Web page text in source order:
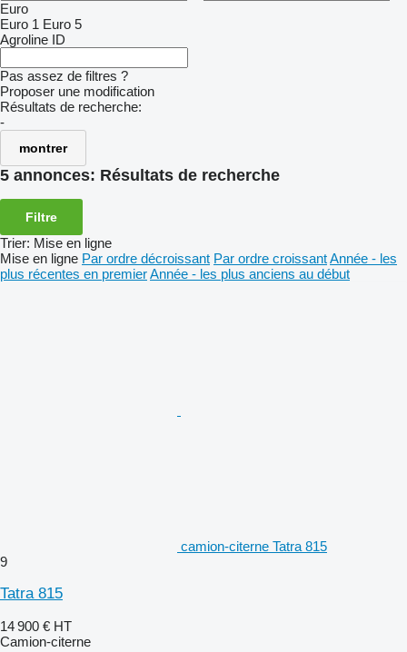
Euro
Euro 1 Euro 5
Agroline ID
Pas assez de filtres ?
Proposer une modification
Résultats de recherche:
-
montrer
5 annonces: Résultats de recherche
Filtre
Trier: Mise en ligne
Mise en ligne Par ordre décroissant Par ordre croissantAnnée - les
plus récentes en premierAnnée - les plus anciens au début
camion-citerne Tatra 815
9
Tatra 815
14 900 € HT
Camion-citerne